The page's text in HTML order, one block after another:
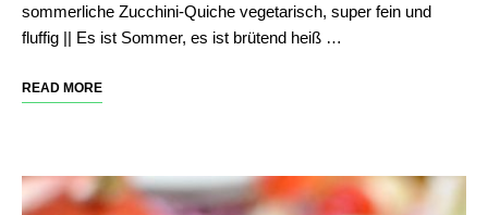
sommerliche Zucchini-Quiche vegetarisch, super fein und
fluffig || Es ist Sommer, es ist brütend heiß …
READ MORE